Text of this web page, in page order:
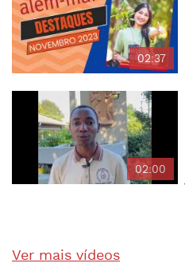
02:37
02:00
Ver mais vídeos